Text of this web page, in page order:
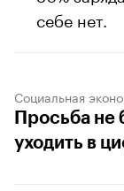
себе нет.
Социальная
Просьба не
уходить в